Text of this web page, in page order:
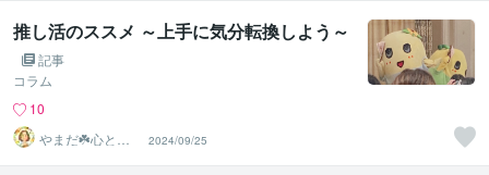
推し活のススメ ～上手に気分転換しよう～
記事
コラム
10
やまだ☘️心と頭
がスッキリ整う
サロン
2024/09/25